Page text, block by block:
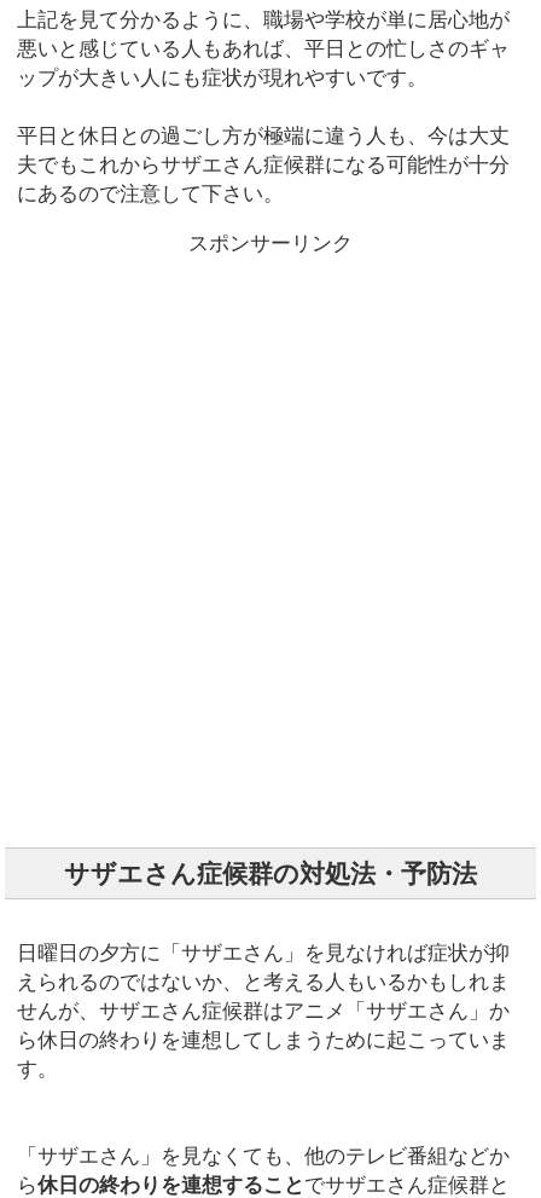
上記を見て分かるように、職場や学校が単に居心地が
悪いと感じている人もあれば、平日との忙しさのギャ
ップが大きい人にも症状が現れやすいです。
平日と休日との過ごし方が極端に違う人も、今は大丈
夫でもこれからサザエさん症候群になる可能性が十分
にあるので注意して下さい。
スポンサーリンク
サザエさん症候群の対処法・予防法
日曜日の夕方に「サザエさん」を見なければ症状が抑
えられるのではないか、と考える人もいるかもしれま
せんが、サザエさん症候群はアニメ「サザエさん」か
ら休日の終わりを連想してしまうために起こっていま
す。
「サザエさん」を見なくても、他のテレビ番組などか
ら休日の終わりを連想すること でサザエさん症候群と